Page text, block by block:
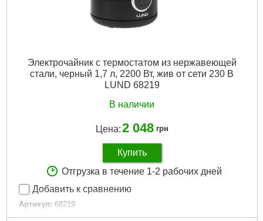
Электрочайник с термостатом из нержавеющей
стали, черный 1,7 л, 2200 Вт, жив от сети 230 В
LUND 68219
В наличии
Цена:2 048 грн
Купить
Отгрузка в течение 1-2 рабочих дней
Добавить к сравнению
Артикул: 68219
Код товара: 29.60.63